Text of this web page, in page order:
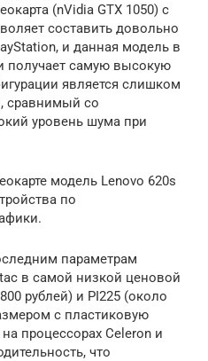
(nVidia GTX 1050) с
составить довольно
и данная модель в
получает самую высокую
является слишком
сравнимый со
уровень шума при
модель Lenovo 620s
по
параметрам
в самой низкой ценовой
рублей) и PI225 (около
с пластиковую
процессорах Celeron и
что